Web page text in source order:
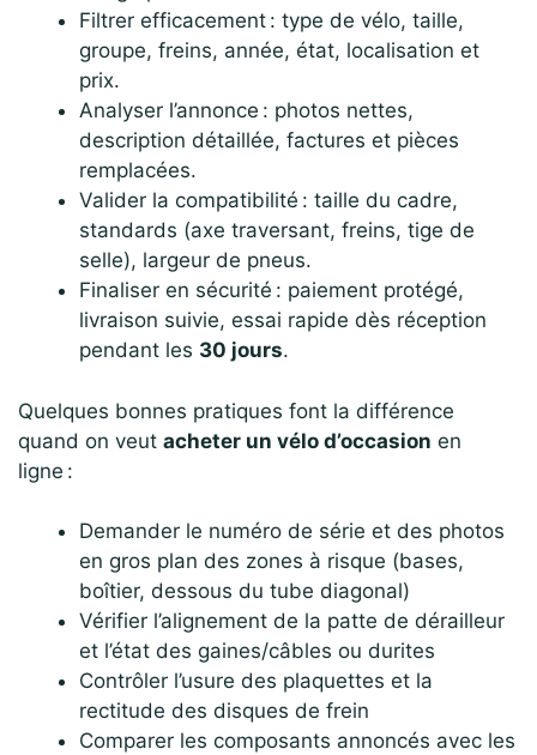
Filtrer efficacement : type de vélo, taille,
groupe, freins, année, état, localisation et
prix.
Analyser l’annonce : photos nettes,
description détaillée, factures et pièces
remplacées.
Valider la compatibilité : taille du cadre,
standards (axe traversant, freins, tige de
selle), largeur de pneus.
Finaliser en sécurité : paiement protégé,
livraison suivie, essai rapide dès réception
pendant les 30 jours.
Quelques bonnes pratiques font la différence
quand on veut acheter un vélo d’occasion en
ligne :
Demander le numéro de série et des photos
en gros plan des zones à risque (bases,
boîtier, dessous du tube diagonal)
Vérifier l’alignement de la patte de dérailleur
et l’état des gaines/câbles ou durites
Contrôler l’usure des plaquettes et la
rectitude des disques de frein
Comparer les composants annoncés avec les